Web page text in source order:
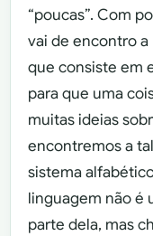
“poucas”. Com
vai de encontro
que consiste em
para que uma
muitas ideias
encontremos a
sistema
linguagem não é
parte dela, mas